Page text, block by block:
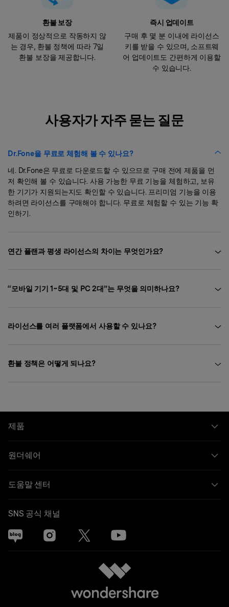
환불 보장
제품이 정상적으로 작동하지 않
는 경우, 환불 정책에 따라 7일
환불 보장을 제공합니다.
즉시 업데이트
구매 후 몇 분 이내에 라이선스
키를 받을 수 있으며, 소프트웨
어 업데이트도 간편하게 이용할
수 있습니다.
사용자가 자주 묻는 질문
Dr.Fone을 무료로 체험해 볼 수 있나요?
네. Dr.Fone은 무료로 다운로드할 수 있으므로 구매 전에 제품을 먼
저 확인해 볼 수 있습니다. 사용 가능한 무료 기능을 체험하고, 보유
한 기기가 지원되는지도 확인할 수 있습니다. 프리미엄 기능을 이용
하려면 라이선스를 구매해야 합니다. 무료로 체험할 수 있는 기능 확
인하기.
연간 플랜과 평생 라이선스의 차이는 무엇인가요?
“모바일 기기 1~5대 및 PC 2대”는 무엇을 의미하나요?
라이선스를 여러 플랫폼에서 사용할 수 있나요?
환불 정책은 어떻게 되나요?
제품
원더쉐어
도움말 센터
SNS 공식 채널